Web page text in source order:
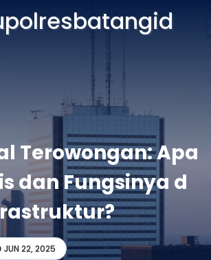
Terowongan: Apa
dan Fungsinya d
JUN 22, 2025